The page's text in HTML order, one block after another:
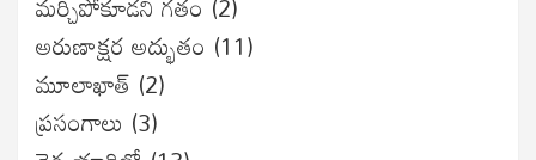
అరుణాక్షర అద్భుతం (11)
మూలాఖాత్ (2)
ప్రసంగాలు (3)